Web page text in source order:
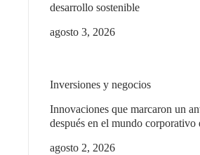
desarrollo sostenible
agosto 3, 2026
Inversiones y negocios
Innovaciones que marcaron un
después en el mundo
agosto 2, 2026